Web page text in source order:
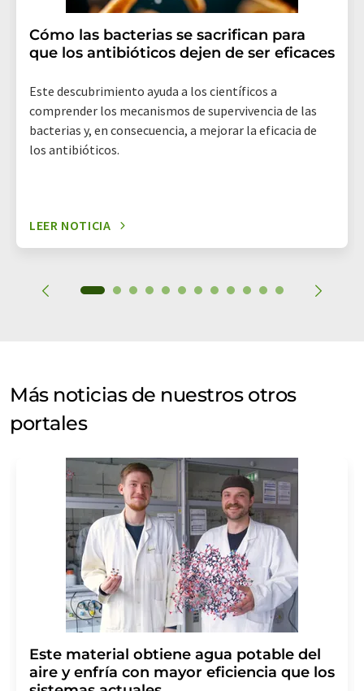
Cómo las bacterias se sacrifican para
que los antibióticos dejen de ser eficaces
Este descubrimiento ayuda a los científicos a
comprender los mecanismos de supervivencia de las
bacterias y, en consecuencia, a mejorar la eficacia de
los antibióticos.
LEER NOTICIA
Más noticias de nuestros otros
portales
Este material obtiene agua potable del
aire y enfría con mayor eficiencia que los